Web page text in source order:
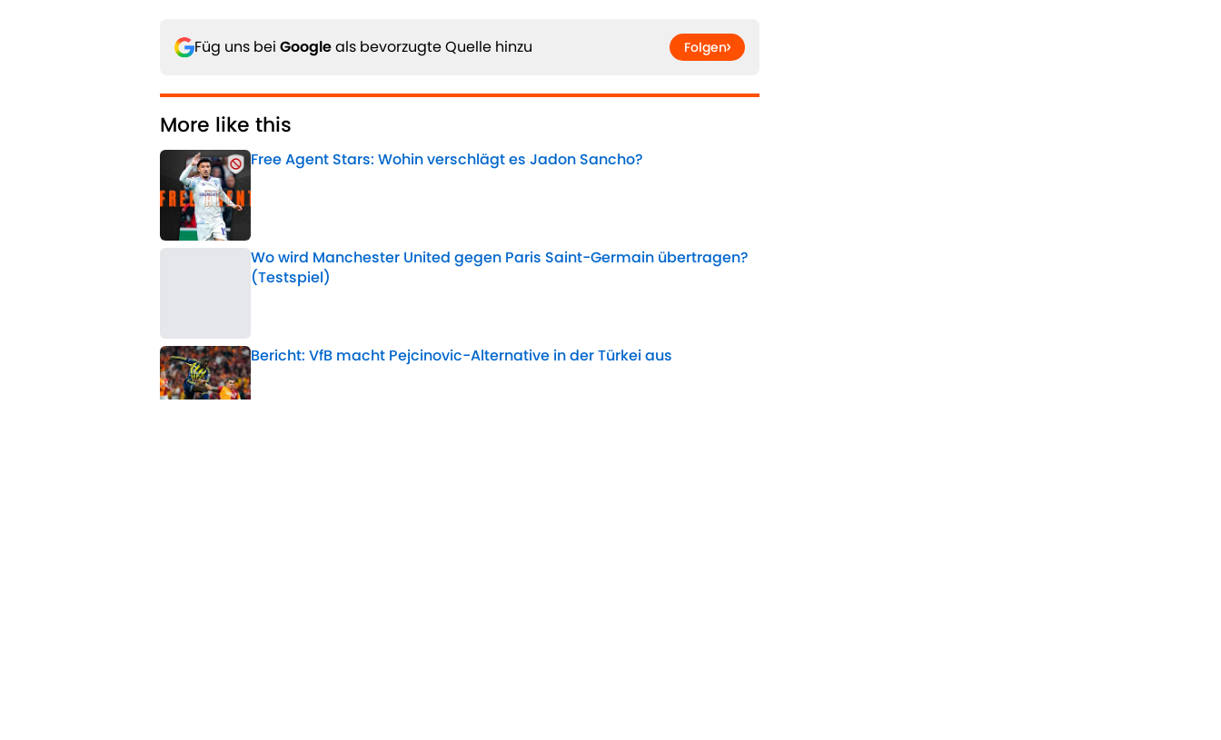
Füg uns bei Googleals bevorzugte Quelle hinzu Folgen
More like this
Free Agent Stars: Wohin verschlägt es Jadon Sancho?
Wo wird Manchester United gegen Paris Saint-Germain übertragen?
(Testspiel)
Bericht: VfB macht Pejcinovic-Alternative in der Türkei aus
Published by on Invalid Date